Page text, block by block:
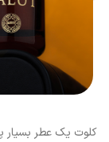
کلوت یک عطر بسیار